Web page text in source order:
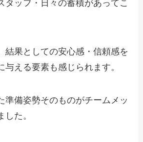
タッフ・日々の蓄積があってこ
結果としての安心感・信頼感を
与える要素も感じられます。
準備姿勢そのものがチームメッ
した。